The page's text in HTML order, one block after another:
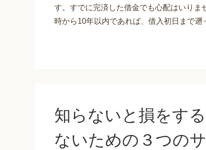
す。すでに完済した借金でも心配はいりま
時から10年以内であれば、借入初日まで遡
知らないと損をす
ないための３つの